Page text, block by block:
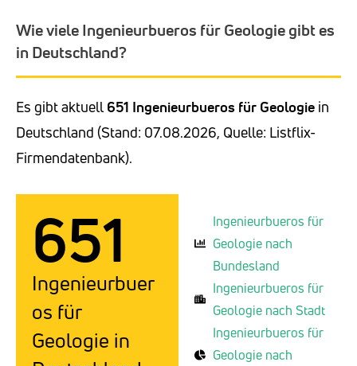
Wie viele Ingenieurbueros für Geologie gibt es
in Deutschland?
Es gibt aktuell 651 Ingenieurbueros für Geologie in
Deutschland (Stand: 07.08.2026, Quelle: Listflix-
Firmendatenbank).
651
Ingenieurbuer
os für
Geologie in
Ingenieurbueros für
Geologie nach
Bundesland
Ingenieurbueros für
Geologie nach Stadt
Ingenieurbueros für
Geologie nach